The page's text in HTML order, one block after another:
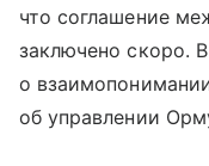
что соглашение
заключено скоро.
о
об управлении